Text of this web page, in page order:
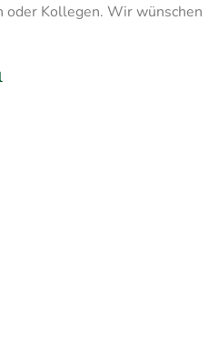
Kollegen. Wir wünschen